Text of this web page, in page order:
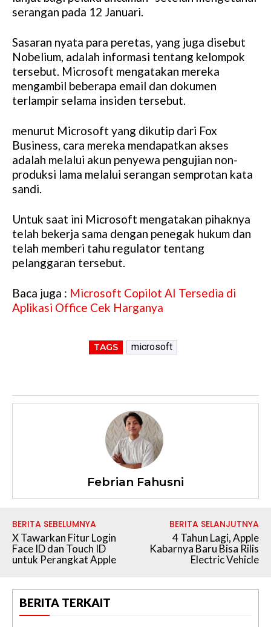
serangan pada 12 Januari.
Sasaran nyata para peretas, yang juga disebut
Nobelium, adalah informasi tentang kelompok
tersebut. Microsoft mengatakan mereka
mengambil beberapa email dan dokumen
terlampir selama insiden tersebut.
menurut Microsoft yang dikutip dari Fox
Business, cara mereka mendapatkan akses
adalah melalui akun penyewa pengujian non-
produksi lama melalui serangan semprotan kata
sandi.
Untuk saat ini Microsoft mengatakan pihaknya
telah bekerja sama dengan penegak hukum dan
telah memberi tahu regulator tentang
pelanggaran tersebut.
Baca juga : Microsoft Copilot AI Tersedia di
Aplikasi Office Cek Harganya
TAGS microsoft
Febrian Fahusni
BERITA SEBELUMNYA
X Tawarkan Fitur Login
Face ID dan Touch ID
untuk Perangkat Apple
BERITA SELANJUTNYA
4 Tahun Lagi, Apple
Kabarnya Baru Bisa Rilis
Electric Vehicle
BERITA TERKAIT